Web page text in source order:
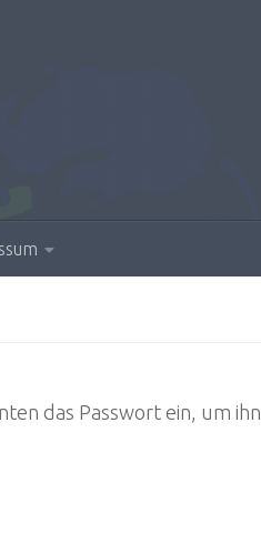
das Passwort ein, um ihn